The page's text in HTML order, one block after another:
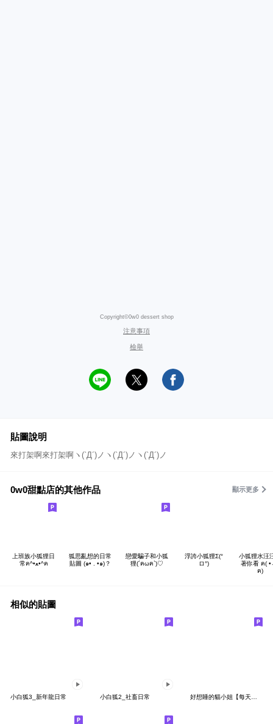
Copyright©0w0 dessert shop
注意事項
檢舉
貼圖說明
來打架啊來打架啊ヽ(`Д´)ノヽ(`Д´)ノヽ(`Д´)ノ
0w0甜點店的其他作品 顯示更多
上班族小狐狸日
常ฅ^•ﻌ•^ฅ
狐思亂想的日常
貼圖 (๑• . •๑)？
戀愛騙子和小狐
狸(´ฅωฅ`)♡
浮誇小狐狸Σ(°
ロ°)
小狐狸水汪
著你看 ฅ( •
ฅ)
相似的貼圖
小白狐3_新年龍日常 小白狐2_社畜日常 好想睡的貓小姐【每天都好用的禮貌篇】